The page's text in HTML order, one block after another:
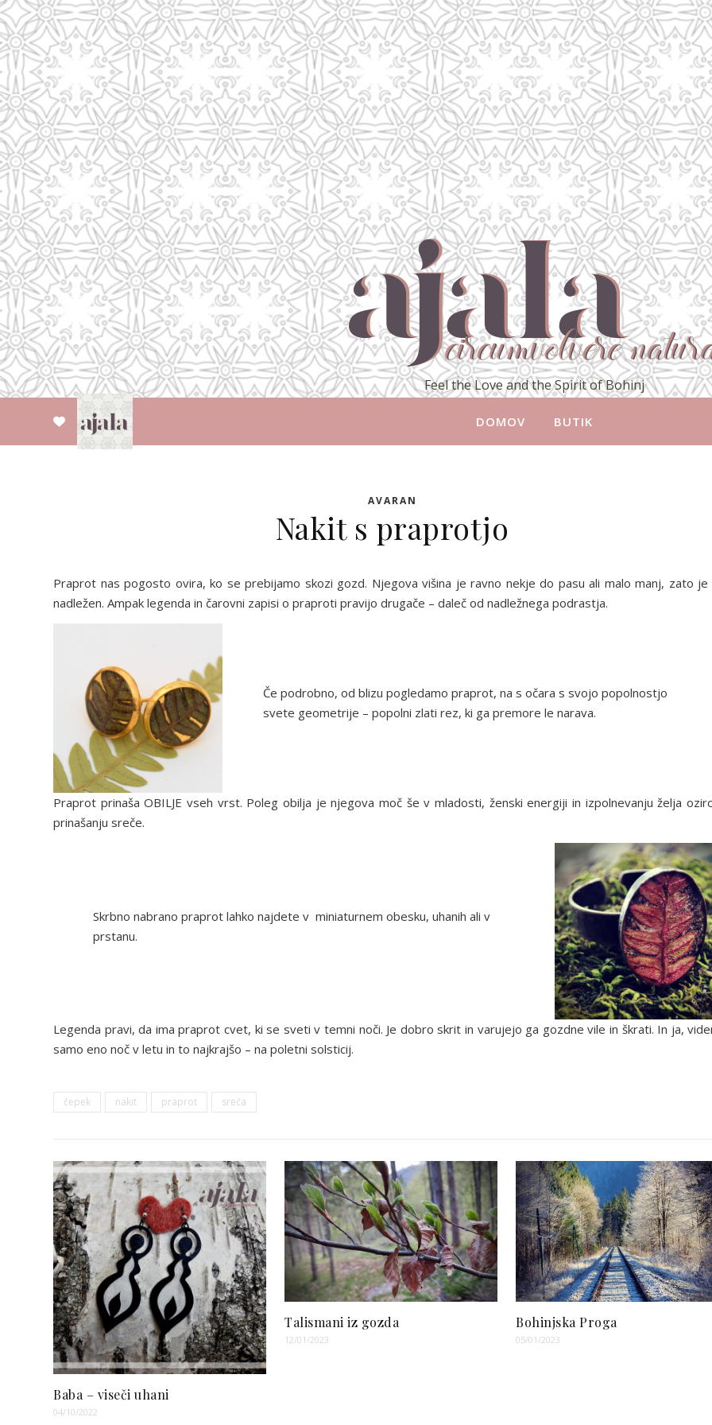
Feel the Love and the Spirit of Bohinj
DOMOV BUTIK
AVARAN
Nakit s praprotjo
Praprot nas pogosto ovira, ko se prebijamo skozi gozd. Njegova višina je ravno nekje do pasu ali malo manj, zato
nadležen. Ampak legenda in čarovni zapisi o praproti pravijo drugače – daleč od nadležnega podrastja.
Če podrobno, od blizu pogledamo praprot, na s očara s svojo popolnostjo
svete geometrije – popolni zlati rez, ki ga premore le narava.
Praprot prinaša OBILJE vseh vrst. Poleg obilja je njegova moč še v mladosti, ženski energiji in izpolnevanju želja
prinašanju sreče.
Skrbno nabrano praprot lahko najdete v miniaturnem obesku, uhanih ali v
prstanu.
Legenda pravi, da ima praprot cvet, ki se sveti v temni noči. Je dobro skrit in varujejo ga gozdne vile in škrati. In ja,
samo eno noč v letu in to najkrajšo – na poletni solsticij.
čepek nakit praprot sreča
Baba – viseči uhani
04/10/2022
Talismani iz gozda
12/01/2023
Bohinjska Proga
05/01/2023